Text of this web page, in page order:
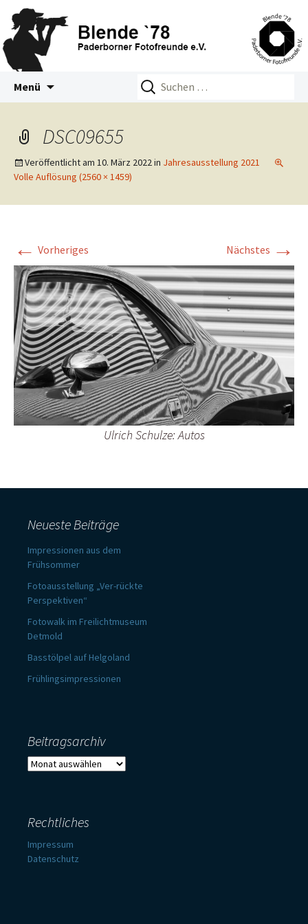
Blende 78 – Paderborner
Fotofreunde e.V.
Menü
Suchen
nach:
DSC09655
Veröffentlicht am 10. März 2022in Jahresausstellung 2021
Volle Auflösung (2560 × 1459)
← Vorheriges Nächstes →
Ulrich Schulze: Autos
Neueste Beiträge
Impressionen aus dem
Frühsommer
Fotoausstellung „Ver-rückte
Perspektiven“
Fotowalk im Freilichtmuseum
Detmold
Basstölpel auf Helgoland
Frühlingsimpressionen
Beitragsarchiv
Beitragsarchiv
Rechtliches
Impressum
Datenschutz